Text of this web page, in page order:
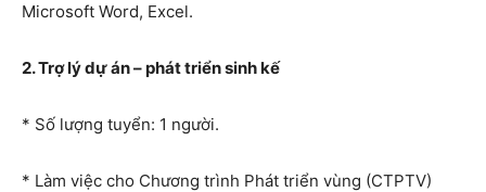
Microsoft Word, Excel.
2. Trợ lý dự án – phát triển sinh kế
* Số lượng tuyển: 1 người.
* Làm việc cho Chương trình Phát triển vùng (CTPTV)